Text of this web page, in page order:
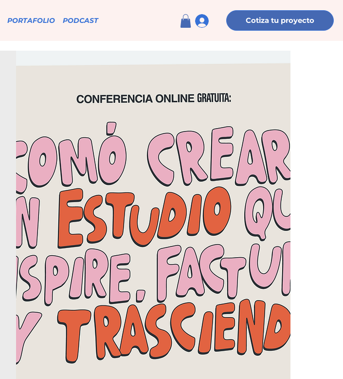
PORTAFOLIO PODCAST Cotiza tu proyecto